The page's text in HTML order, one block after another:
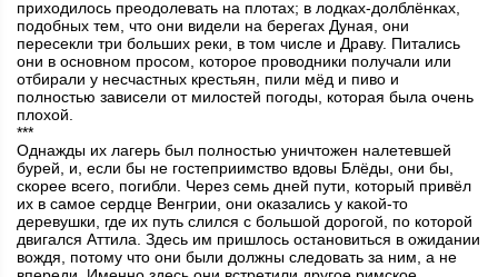
приходилось преодолевать на плотах; в лодках-долблёнках,
подобных тем, что они видели на берегах Дуная, они
пересекли три больших реки, в том числе и Драву. Питались
они в основном просом, которое проводники получали или
отбирали у несчастных крестьян, пили мёд и пиво и
полностью зависели от милостей погоды, которая была очень
плохой.
***
Однажды их лагерь был полностью уничтожен налетевшей
бурей, и, если бы не гостеприимство вдовы Блёды, они бы,
скорее всего, погибли. Через семь дней пути, который привёл
их в самое сердце Венгрии, они оказались у какой-то
деревушки, где их путь слился с большой дорогой, по которой
двигался Аттила. Здесь им пришлось остановиться в ожидании
вождя, потому что они были должны следовать за ним, а не